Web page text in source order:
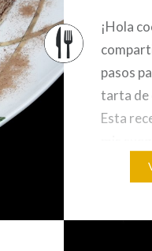
¡Hola
pasos
tarta de
Esta
que no